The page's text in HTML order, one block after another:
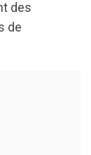
des
de